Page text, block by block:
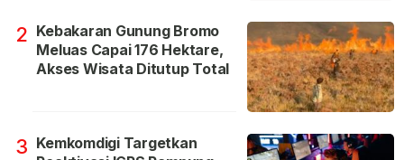
2 Kebakaran Gunung Bromo
Meluas Capai 176 Hektare,
Akses Wisata Ditutup Total
3 Kemkomdigi Targetkan